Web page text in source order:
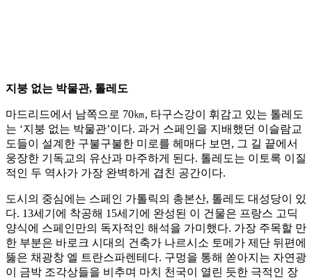
지붕 없는 박물관, 톨레도
마드리드에서 남쪽으로 70㎞, 타구스강이 휘감고 있는 톨레도
는 ‘지붕 없는 박물관’이다. 과거 스페인을 지배했던 이슬람교
도들이 설계한 구불구불한 미로를 헤매다 보면, 그 길 끝에서
웅장한 기독교의 유산과 마주하게 된다. 톨레도는 이토록 이질
적인 두 역사가 가장 완벽하게 겹친 공간이다.
도시의 중심에는 스페인 가톨릭의 총본산, 톨레도 대성당이 있
다. 13세기에 착공해 15세기에 완성된 이 건물은 프랑스 고딕
양식에 스페인만의 독자적인 해석을 가미했다. 가장 주목할 만
한 부분은 바로크 시대의 건축가 나르시소 토메가 제단 뒤편에
뚫은 채광창 엘 트란스파렌테다. 구멍을 통해 쏟아지는 자연광
이 금박 조각상들을 비추며 마치 천국이 열린 듯한 극적인 장